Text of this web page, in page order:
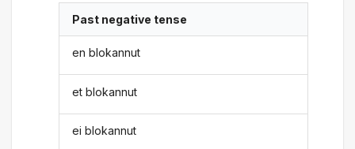
Past negative tense
en blokannut
et blokannut
ei blokannut